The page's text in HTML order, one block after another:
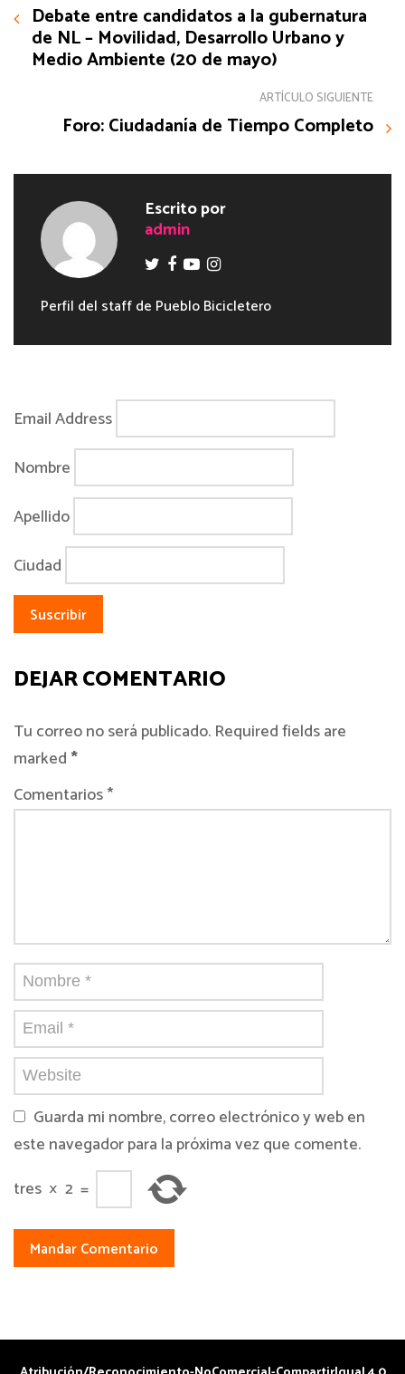
Debate entre candidatos a la gubernatura
de NL – Movilidad, Desarrollo Urbano y
Medio Ambiente (20 de mayo)
ARTÍCULO SIGUIENTE
Foro: Ciudadanía de Tiempo Completo
Escrito por
admin
Perfil del staff de Pueblo Bicicletero
Email Address
Nombre
Apellido
Ciudad
DEJAR COMENTARIO
Tu correo no será publicado. Required fields are
marked*
Comentarios *
Guarda mi nombre, correo electrónico y web en
este navegador para la próxima vez que comente.
tres × 2 =